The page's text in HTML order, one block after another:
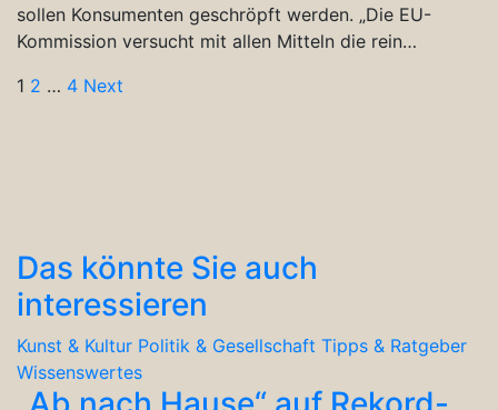
sollen Konsumenten geschröpft werden. „Die EU-
Kommission versucht mit allen Mitteln die rein…
Seitennummerierung
1 2 … 4 Next
Das könnte Sie auch
interessieren
Kunst & Kultur Politik & Gesellschaft Tipps & Ratgeber
Wissenswertes